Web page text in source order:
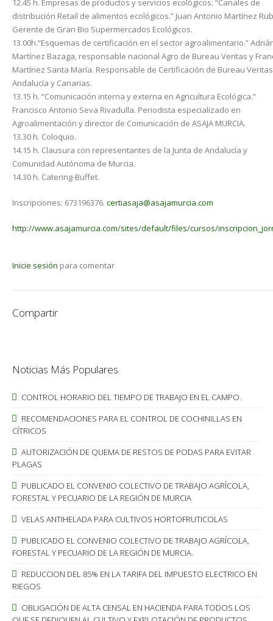
12.45 h. Empresas de productos y servicios ecológicos: “Canales de
distribución Retail de alimentos ecológicos.” Juan Antonio Martínez
Gerente de Gran Bio Supermercados Ecológicos.
13.00h.“Esquemas de certificación en el sector agroalimentario.”
Martínez Bazaga, responsable nacional Agro de Bureau Veritas y
Martínez Santa María. Responsable de Certificación de Bureau
Andalucía y Canarias.
13.15 h. “Comunicación interna y externa en Agricultura Ecológica.”
Francisco Antonio Seva Rivadulla. Periodista especializado en
Agroalimentación y director de Comunicación de ASAJA MURCIA.
13.30 h. Coloquio.
14.15 h. Clausura con representantes de la Junta de Andalucía y
Comunidad Autónoma de Murcia.
14.30 h. Catering-Buffet.
Inscripciones: 673196376. certiasaja@asajamurcia.com
http://www.asajamurcia.com/sites/default/files/cursos/
Inicie sesión para comentar
Compartir
Noticias Más Populares
CONTROL HORARIO DEL TIEMPO DE TRABAJO EN EL CAMPO.
RECOMENDACIONES PARA EL CONTROL DE COCHINILLAS EN
CÍTRICOS
AUTORIZACIÓN DE QUEMA DE RESTOS DE PODAS PARA EVITAR
PLAGAS
PUBLICADO EL CONVENIO COLECTIVO DE TRABAJO AGRÍCOLA,
FORESTAL Y PECUARIO DE LA REGIÓN DE MURCIA
VELAS ANTIHELADA PARA CULTIVOS HORTOFRUTICOLAS
PUBLICADO EL CONVENIO COLECTIVO DE TRABAJO AGRÍCOLA,
FORESTAL Y PECUARIO DE LA REGIÓN DE MURCIA.
REDUCCION DEL 85% EN LA TARIFA DEL IMPUESTO ELECTRICO EN
RIEGOS
OBLIGACIÓN DE ALTA CENSAL EN HACIENDA PARA TODOS LOS